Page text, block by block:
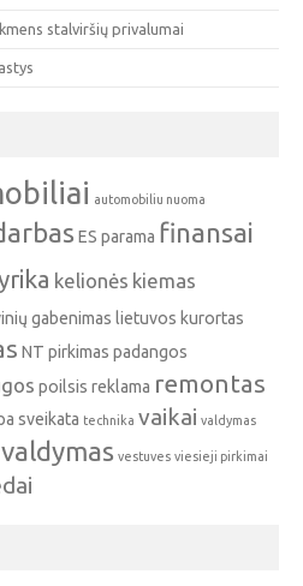
stalviršių privalumai
automobiliu nuoma
ES parama finansai
kelionės kiemas
gabenimas lietuvos kurortas
NT pirkimas padangos
poilsis reklama remontas
sveikata technika vaikai valdymas
vestuves viesieji pirkimai